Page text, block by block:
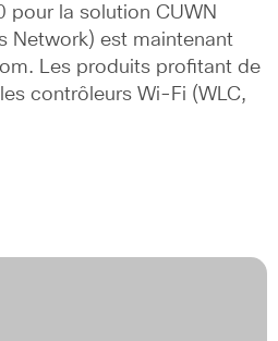
pour la solution CUWN
Network) est maintenant
Les produits profitant de
contrôleurs Wi-Fi (WLC,